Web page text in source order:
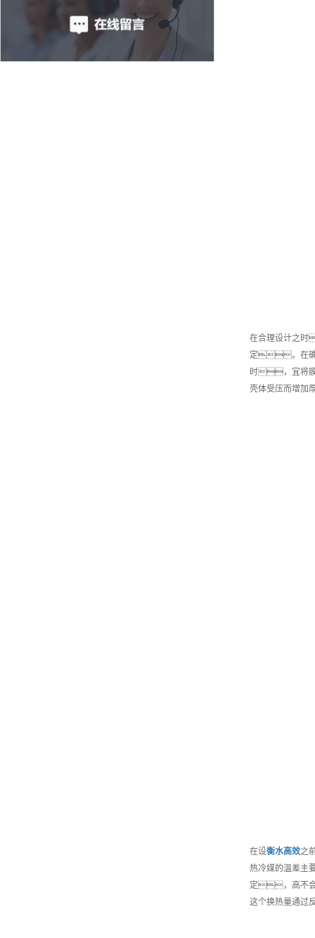
在合理设计之
定。在确
时，宜将膜
壳体受压而增
在设衡水高效之
热冷媒的温差
定，高不
这个换热量通